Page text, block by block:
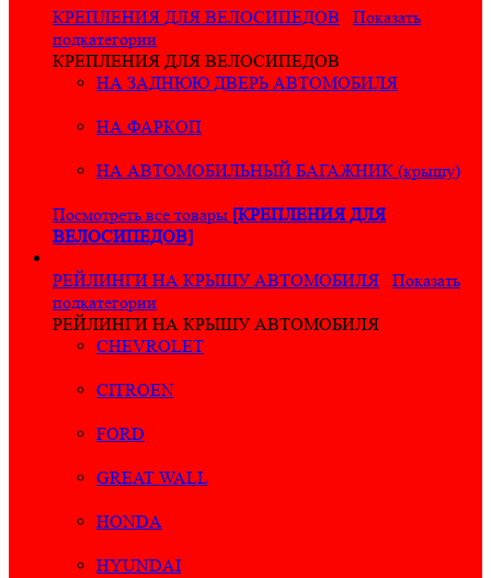
КРЕПЛЕНИЯ ДЛЯ ВЕЛОСИПЕДОВ
Показать
подкатегории
КРЕПЛЕНИЯ ДЛЯ ВЕЛОСИПЕДОВ
НА ЗАДНЮЮ ДВЕРЬ АВТОМОБИЛЯ
НА ФАРКОП
НА АВТОМОБИЛЬНЫЙ БАГАЖНИК (крышу)
Посмотреть все товары [КРЕПЛЕНИЯ ДЛЯ
ВЕЛОСИПЕДОВ]
РЕЙЛИНГИ НА КРЫШУ АВТОМОБИЛЯ
Показать
подкатегории
РЕЙЛИНГИ НА КРЫШУ АВТОМОБИЛЯ
CHEVROLET
CITROEN
FORD
GREAT WALL
HONDA
HYUNDAI